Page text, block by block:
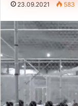
23.09.2021 583